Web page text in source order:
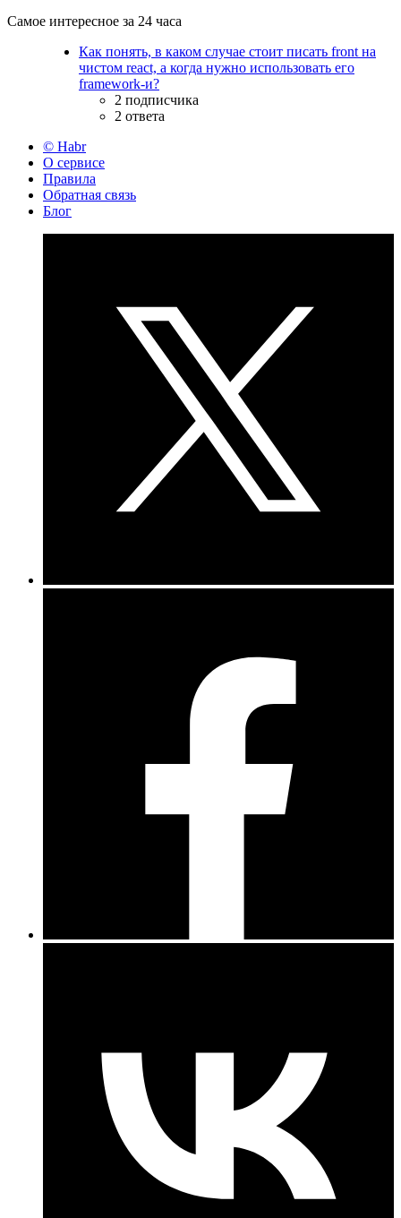
Самое интересное за 24 часа
Как понять, в каком случае стоит писать front на
чистом react, а когда нужно использовать его
framework-и?
2 подписчика
2 ответа
© Habr
О сервисе
Правила
Обратная связь
Блог